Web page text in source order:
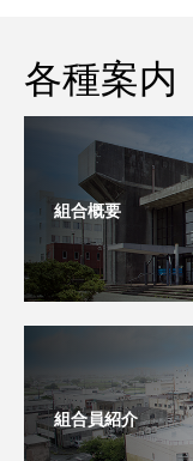
各種案内
組合概要
組合員紹介